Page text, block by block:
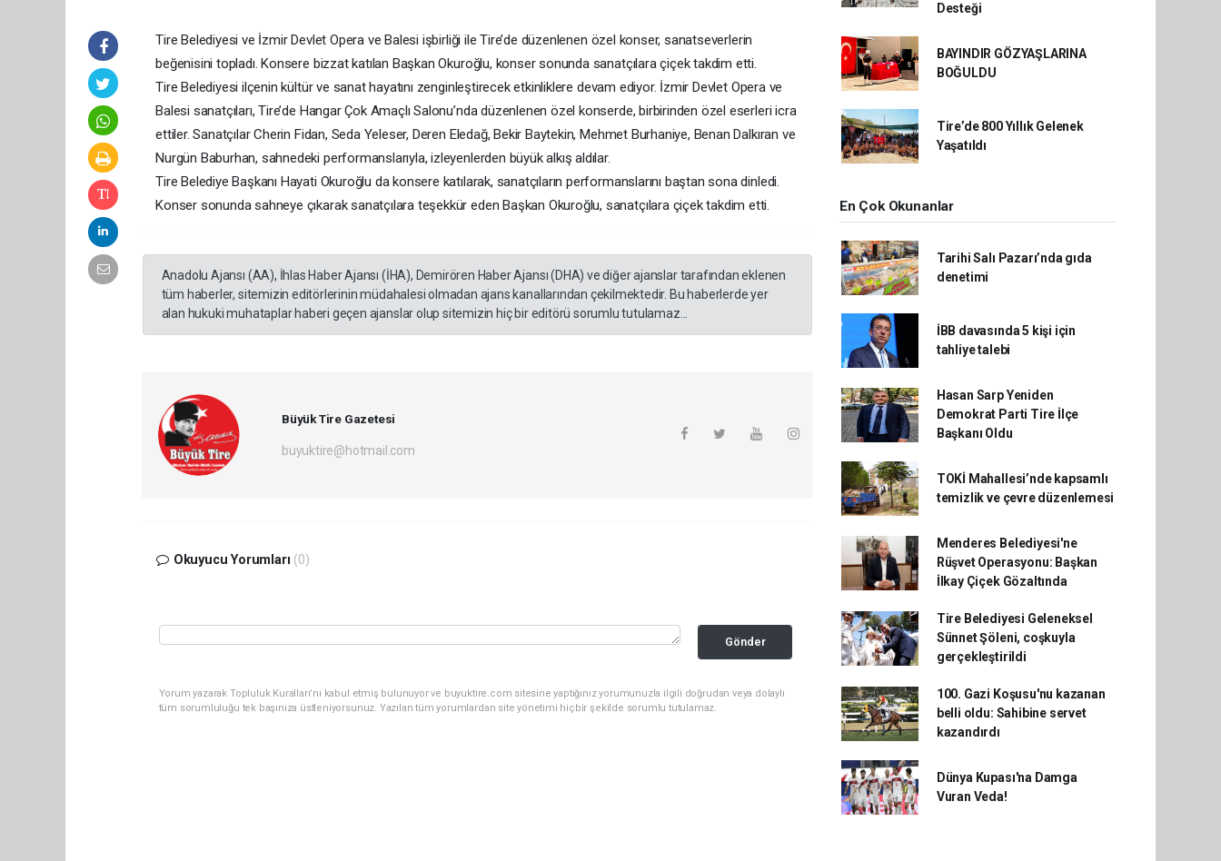
Tire Belediyesi ve İzmir Devlet Opera ve Balesi işbirliği ile Tire’de düzenlenen özel konser, sanatseverlerin
beğenisini topladı. Konsere bizzat katılan Başkan Okuroğlu, konser sonunda sanatçılara çiçek takdim etti.
Tire Belediyesi ilçenin kültür ve sanat hayatını zenginleştirecek etkinliklere devam ediyor. İzmir Devlet Opera ve
Balesi sanatçıları, Tire’de Hangar Çok Amaçlı Salonu’nda düzenlenen özel konserde, birbirinden özel eserleri icra
ettiler. Sanatçılar Cherin Fidan, Seda Yeleser, Deren Eledağ, Bekir Baytekin, Mehmet Burhaniye, Benan Dalkıran ve
Nurgün Baburhan, sahnedeki performanslarıyla, izleyenlerden büyük alkış aldılar.
Tire Belediye Başkanı Hayati Okuroğlu da konsere katılarak, sanatçıların performanslarını baştan sona dinledi.
Konser sonunda sahneye çıkarak sanatçılara teşekkür eden Başkan Okuroğlu, sanatçılara çiçek takdim etti.
Anadolu Ajansı (AA), İhlas Haber Ajansı (İHA), Demirören Haber Ajansı (DHA) ve diğer ajanslar tarafından eklenen
tüm haberler, sitemizin editörlerinin müdahalesi olmadan ajans kanallarından çekilmektedir. Bu haberlerde yer
alan hukuki muhataplar haberi geçen ajanslar olup sitemizin hiç bir editörü sorumlu tutulamaz...
Büyük Tire Gazetesi
buyuktire@hotmail.com
Okuyucu Yorumları (0)
Gönder
Yorum yazarak Topluluk Kuralları’nı kabul etmiş bulunuyor ve buyuktire.com sitesine yaptığınız yorumunuzla ilgili doğrudan veya dolaylı
tüm sorumluluğu tek başınıza üstleniyorsunuz. Yazılan tüm yorumlardan site yönetimi hiçbir şekilde sorumlu tutulamaz.
Desteği
BAYINDIR GÖZYAŞLARINA
BOĞULDU
Tire’de 800 Yıllık Gelenek
Yaşatıldı
En Çok Okunanlar
Tarihi Salı Pazarı’nda gıda
denetimi
İBB davasında 5 kişi için
tahliye talebi
Hasan Sarp Yeniden
Demokrat Parti Tire İlçe
Başkanı Oldu
TOKİ Mahallesi’nde kapsamlı
temizlik ve çevre düzenlemesi
Menderes Belediyesi'ne
Rüşvet Operasyonu: Başkan
İlkay Çiçek Gözaltında
Tire Belediyesi Geleneksel
Sünnet Şöleni, coşkuyla
gerçekleştirildi
100. Gazi Koşusu'nu kazanan
belli oldu: Sahibine servet
kazandırdı
Dünya Kupası'na Damga
Vuran Veda!